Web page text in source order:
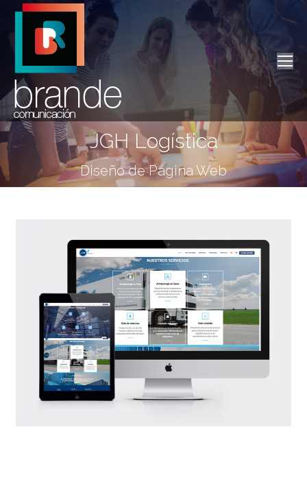
JGH Logística
Diseño de Página Web
Estás aquí: